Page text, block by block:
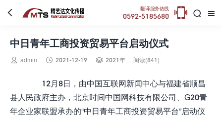
 

翻译服务热线
0592-5185680 
中日青年工商投资贸易平台启动仪式
 admin  2021-12-19  2021年 阅读(841)
12月8日，由中国互联网新闻中心与福建省顺昌
县人民政府主办，北京时间中国网科技有限公司、G20青
年企业家联盟承办的“中日青年工商投资贸易平台”启动仪